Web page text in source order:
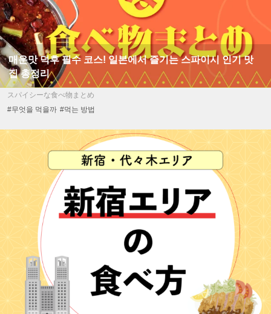
매운맛 덕후 필수 코스! 일본에서 즐기는 스파이시 인기 맛
집 총정리
スパイシーな食べ物まとめ
#무엇을 먹을까 #먹는 방법